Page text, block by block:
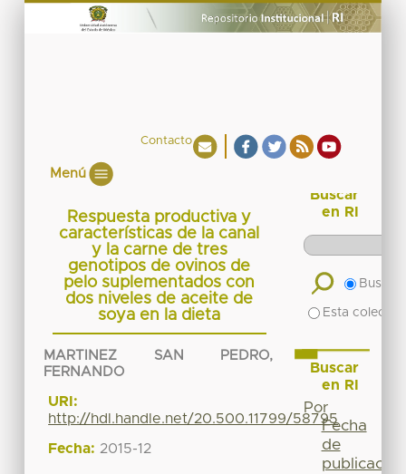
Contacto
Menú
Respuesta productiva y
características de la canal
y la carne de tres
genotipos de ovinos de
pelo suplementados con
dos niveles de aceite de
soya en la dieta
MARTINEZ SAN PEDRO,
FERNANDO
URI:
http://hdl.handle.net/20.500.11799/58795
Fecha: 2015-12
Buscar
en RI
Buscar
Esta
Buscar
en RI
Por
Fecha
de
publicación